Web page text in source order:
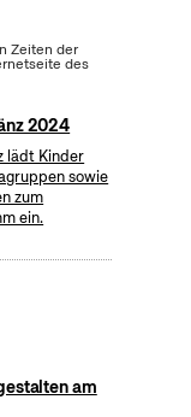
Zeiten der
des
2024
lädt Kinder
sowie
zum
ein.
am